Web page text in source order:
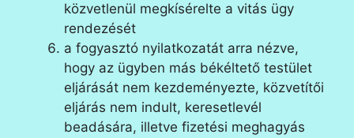
közvetlenül megkísérelte a vitás ügy
rendezését
a fogyasztó nyilatkozatát arra nézve,
hogy az ügyben más békéltető testület
eljárását nem kezdeményezte, közvetítői
eljárás nem indult, keresetlevél
beadására, illetve fizetési meghagyás